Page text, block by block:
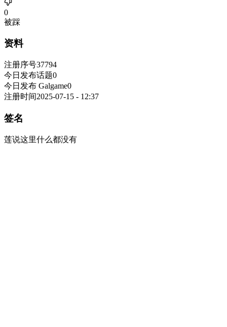
0
被踩
资料
注册序号37794
今日发布话题0
今日发布 Galgame0
注册时间2025-07-15 - 12:37
签名
莲说这里什么都没有